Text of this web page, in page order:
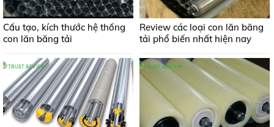
Cấu tạo, kích thước hệ thống
con lăn băng tải
Review các loại con lăn băng
tải phổ biến nhất hiện nay